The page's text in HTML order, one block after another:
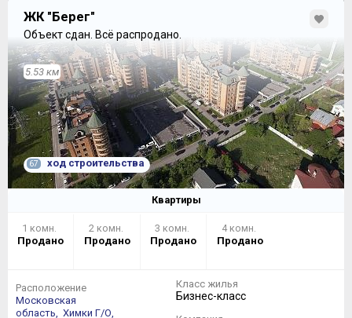
ЖК "Берег"
Объект сдан. Всё распродано.
5.53 км
67 ход строительства
Квартиры
1 комн.
Продано
2 комн.
Продано
3 комн.
Продано
4 комн.
Продано
Расположение
Московская
область, Химки Г/О,
Класс жилья
Бизнес-класс